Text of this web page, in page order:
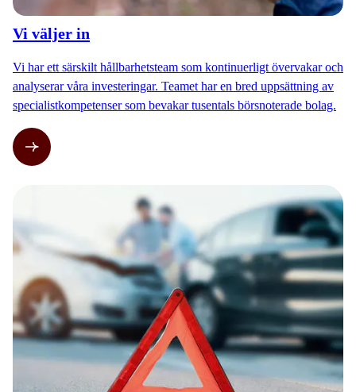
Vi väljer in
Vi har ett särskilt hållbarhetsteam som kontinuerligt övervakar och
analyserar våra investeringar. Teamet har en bred uppsättning av
specialistkompetenser som bevakar tusentals börsnoterade bolag.